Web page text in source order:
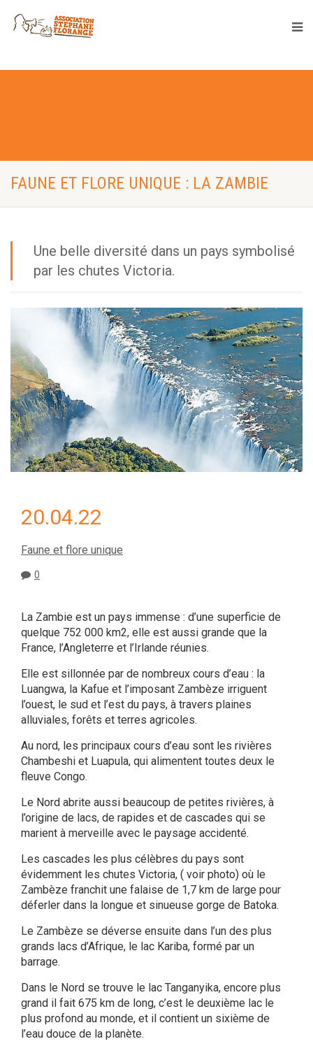
FAUNE ET FLORE UNIQUE : LA ZAMBIE
Une belle diversité dans un pays symbolisé
par les chutes Victoria.
20.04.22
Faune et flore unique
0
La Zambie est un pays immense : d’une superficie de
quelque 752 000 km2, elle est aussi grande que la
France, l’Angleterre et l’Irlande réunies.
Elle est sillonnée par de nombreux cours d’eau : la
Luangwa, la Kafue et l’imposant Zambèze irriguent
l’ouest, le sud et l’est du pays, à travers plaines
alluviales, forêts et terres agricoles.
Au nord, les principaux cours d’eau sont les rivières
Chambeshi et Luapula, qui alimentent toutes deux le
fleuve Congo.
Le Nord abrite aussi beaucoup de petites rivières, à
l’origine de lacs, de rapides et de cascades qui se
marient à merveille avec le paysage accidenté.
Les cascades les plus célèbres du pays sont
évidemment les chutes Victoria, ( voir photo) où le
Zambèze franchit une falaise de 1,7 km de large pour
déferler dans la longue et sinueuse gorge de Batoka.
Le Zambèze se déverse ensuite dans l’un des plus
grands lacs d’Afrique, le lac Kariba, formé par un
barrage.
Dans le Nord se trouve le lac Tanganyika, encore plus
grand il fait 675 km de long, c’est le deuxième lac le
plus profond au monde, et il contient un sixième de
l’eau douce de la planète.